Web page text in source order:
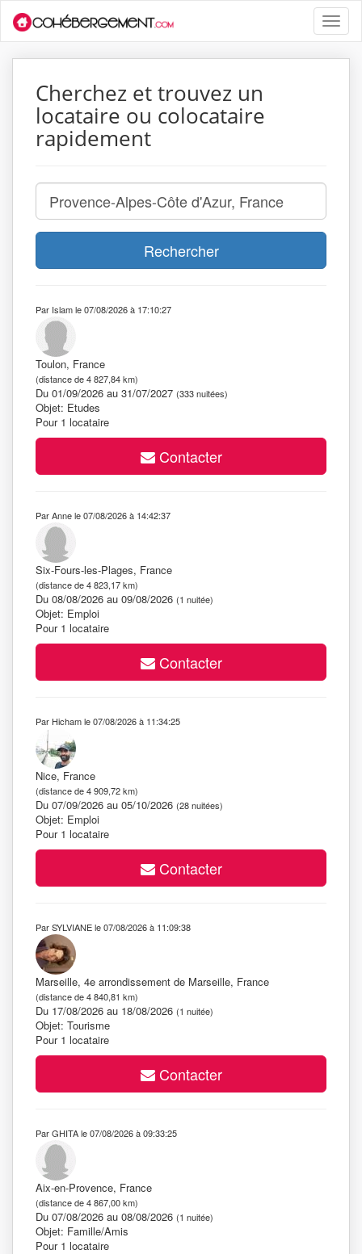
Toggle
Cherchez et trouvez un
locataire ou colocataire
rapidement
Rechercher
Par Islam le 07/08/2026 à 17:10:27
Toulon, France
(distance de 4 827,84 km)
Du 01/09/2026 au 31/07/2027 (333 nuitées)
Objet: Etudes
Pour 1 locataire
Contacter
Par Anne le 07/08/2026 à 14:42:37
Six-Fours-les-Plages, France
(distance de 4 823,17 km)
Du 08/08/2026 au 09/08/2026 (1 nuitée)
Objet: Emploi
Pour 1 locataire
Contacter
Par Hicham le 07/08/2026 à 11:34:25
Nice, France
(distance de 4 909,72 km)
Du 07/09/2026 au 05/10/2026 (28 nuitées)
Objet: Emploi
Pour 1 locataire
Contacter
Par SYLVIANE le 07/08/2026 à 11:09:38
Marseille, 4e arrondissement de Marseille, France
(distance de 4 840,81 km)
Du 17/08/2026 au 18/08/2026 (1 nuitée)
Objet: Tourisme
Pour 1 locataire
Contacter
Par GHITA le 07/08/2026 à 09:33:25
Aix-en-Provence, France
(distance de 4 867,00 km)
Du 07/08/2026 au 08/08/2026 (1 nuitée)
Objet: Famille/Amis
Pour 1 locataire